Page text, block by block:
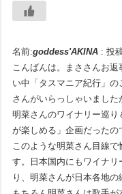
名前:goddess'AKINA : 投
こんばんは。まささんお
い中「タスマニア紀行」
さんがいらっしゃいました
明菜さんのワイナリー巡
が楽しめる」企画だった
このような明菜さん目線
す。日本国内にもワイナ
り、明菜さんが日本各地